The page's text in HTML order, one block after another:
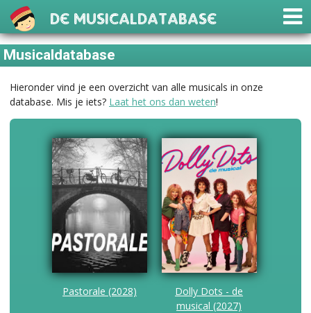
De Musicaldatabase
Musicaldatabase
Hieronder vind je een overzicht van alle musicals in onze
database. Mis je iets? Laat het ons dan weten!
Pastorale (2028)
Dolly Dots - de
musical (2027)